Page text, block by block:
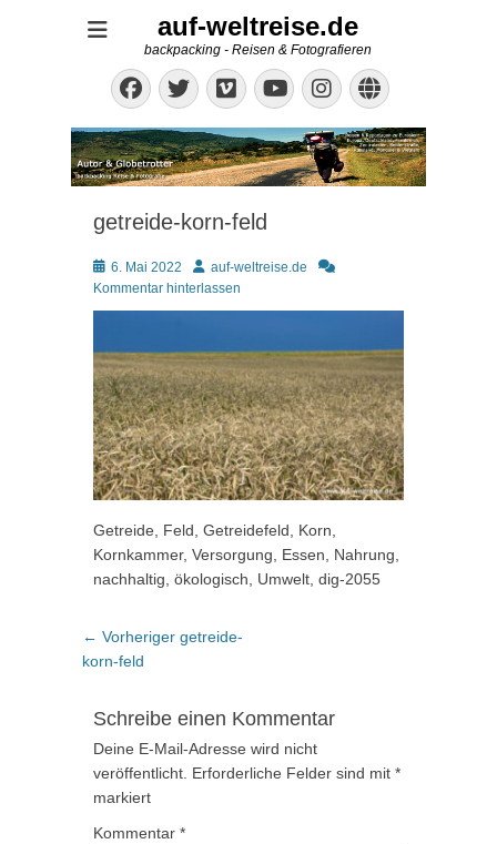
auf-weltreise.de
backpacking - Reisen & Fotografieren
Facebook
Twitter
Vimeo
YouTube
Instagram
Website
getreide-korn-feld
Posted
on
6. Mai 2022 Autorauf-weltreise.de
Kommentar hinterlassen
Getreide, Feld, Getreidefeld, Korn,
Kornkammer, Versorgung, Essen, Nahrung,
nachhaltig, ökologisch, Umwelt, dig-2055
Beitragsnavigation
← Vorheriger Vorheriger
getreide-
korn-feld
Schreibe einen Kommentar
Deine E-Mail-Adresse wird nicht
veröffentlicht. Erforderliche Felder sind mit *
markiert
Kommentar *